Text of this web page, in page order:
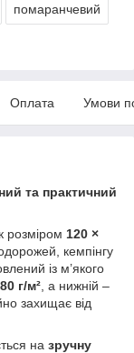
помаранчевий
Оплата Умови
та практичний
розміром 120 ×
кемпінгу
із м’якого
г/м² , а нижній –
захищає від
на зручну